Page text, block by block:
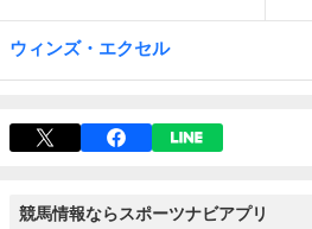
ウィンズ・エクセル
競馬情報ならスポーツナビアプリ